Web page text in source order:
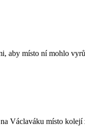
aby místo ní mohlo
Václaváku místo kolejí